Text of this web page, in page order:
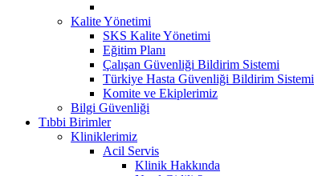
Kalite Yönetimi
SKS Kalite Yönetimi
Eğitim Planı
Çalışan Güvenliği Bildirim Sistemi
Türkiye Hasta Güvenliği Bildirim Sistemi
Komite ve Ekiplerimiz
Bilgi Güvenliği
Tıbbi Birimler
Kliniklerimiz
Acil Servis
Klinik Hakkında